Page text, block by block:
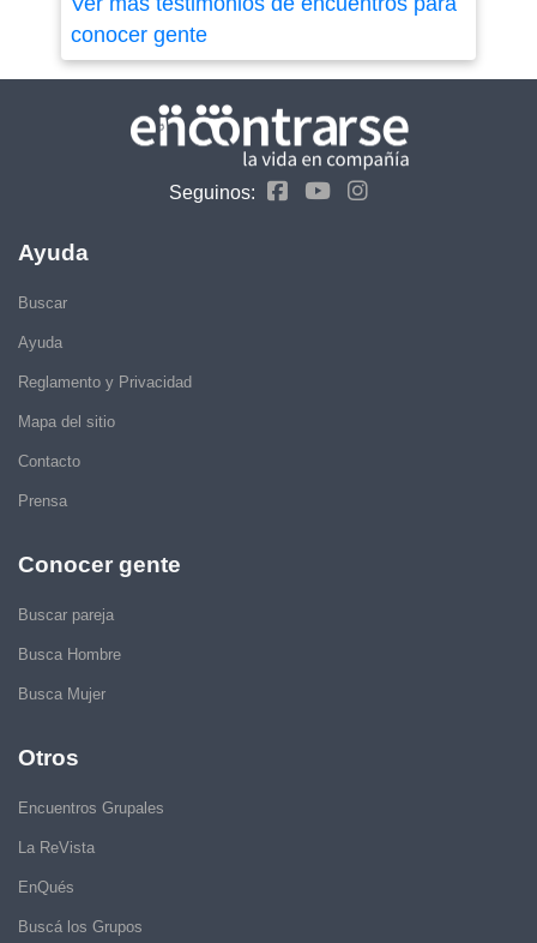
conocer gente
Seguinos:
Ayuda
Buscar
Ayuda
Reglamento y Privacidad
Mapa del sitio
Contacto
Prensa
Conocer gente
Buscar pareja
Busca Hombre
Busca Mujer
Otros
Encuentros Grupales
La ReVista
EnQués
Buscá los Grupos